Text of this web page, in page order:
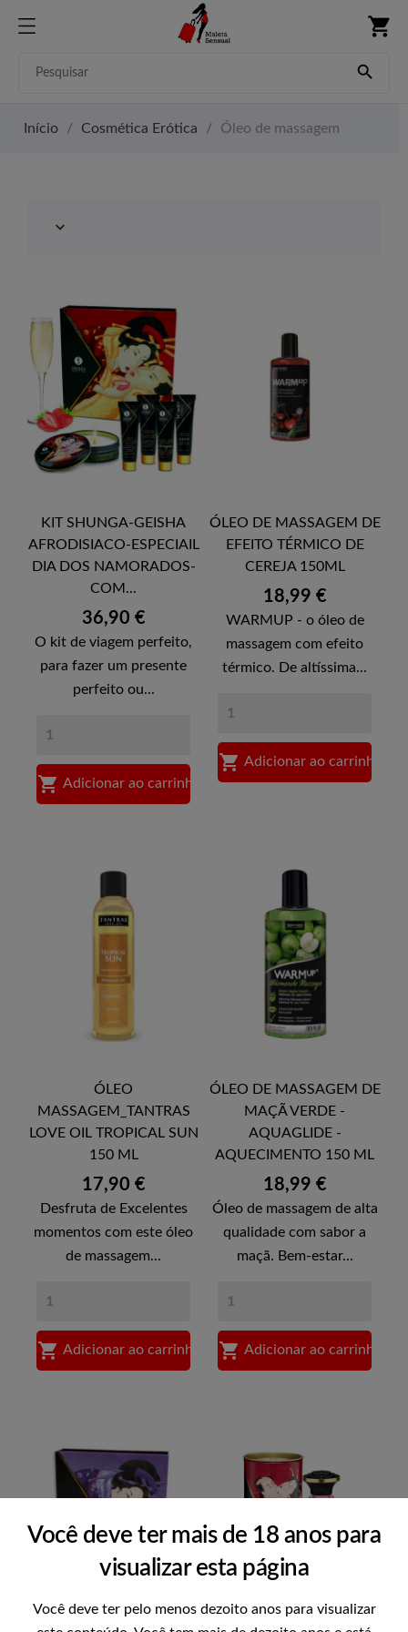
Você deve ter mais de 18 anos para
visualizar esta página
Você deve ter pelo menos dezoito anos para visualizar
shopping_cart

Início Cosmética Erótica Óleo de massagem

KIT SHUNGA-GEISHA
AFRODISIACO-ESPECIAIL
DIA DOS NAMORADOS-
COM...
Preço
36,90 €
O kit de viagem perfeito,
para fazer um presente
perfeito ou...
 Adicionar ao carrinho
ÓLEO DE MASSAGEM DE
EFEITO TÉRMICO DE
CEREJA 150ML
Preço
18,99 €
WARMUP - o óleo de
massagem com efeito
térmico. De altíssima...
 Adicionar ao carrinho
ÓLEO
MASSAGEM_TANTRAS
LOVE OIL TROPICAL SUN
150 ML
Preço
17,90 €
Desfruta de Excelentes
momentos com este óleo
de massagem...
 Adicionar ao carrinho
ÓLEO DE MASSAGEM DE
MAÇÃ VERDE -
AQUAGLIDE -
AQUECIMENTO 150 ML
Preço
18,99 €
Óleo de massagem de alta
qualidade com sabor a
maçã. Bem-estar...
 Adicionar ao carrinho